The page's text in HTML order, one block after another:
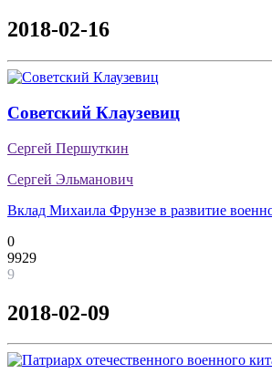
2018-02-16
Советский Клаузевиц
Сергей Першуткин
Сергей Эльманович
Вклад Михаила Фрунзе в развитие
0
9929
9
2018-02-09